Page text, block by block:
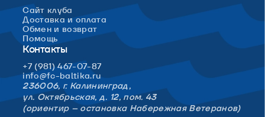
Сайт клуба
Доставка и оплата
Обмен и возврат
Помощь
Контакты
+7 (981) 467-07-87
info@fc-baltika.ru
236006, г. Калининград,
ул. Октябрьская, д. 12, пом. 43
(ориентир – остановка Набережная Ветеранов)